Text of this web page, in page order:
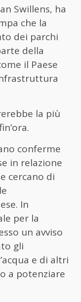
Swillens, ha
che la
dei parchi
della
il Paese
la più
conferme
in relazione
cercano di
In
per la
un avviso
gli
e di altri
a potenziare